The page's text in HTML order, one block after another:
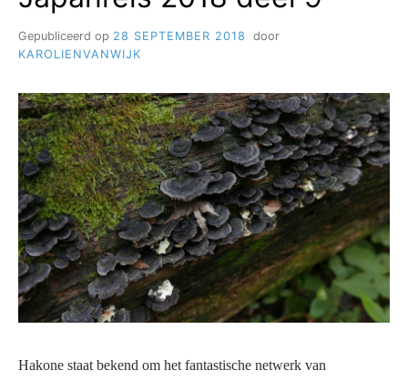
Gepubliceerd op 28 SEPTEMBER 2018
door
KAROLIENVANWIJK
Hakone staat bekend om het fantastische netwerk van